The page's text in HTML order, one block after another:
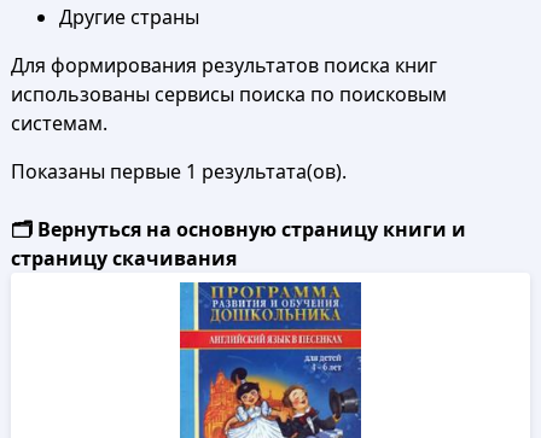
Другие страны
Для формирования результатов поиска книг
использованы сервисы поиска по поисковым
системам.
Показаны первые 1 результата(ов).
🗂️ Вернуться на основную страницу книги и
страницу скачивания